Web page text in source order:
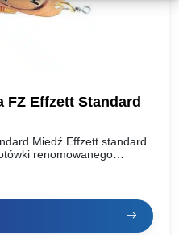
FZ Effzett Standard
Miedź Effzett standard
renomowanego